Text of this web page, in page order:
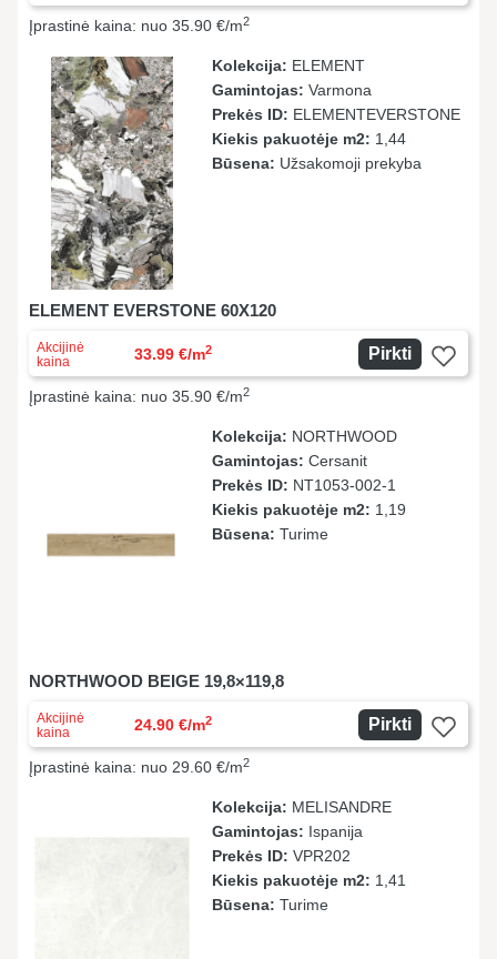
Įprastinė kaina: nuo 35.90 €/m2
Kolekcija: ELEMENT
Gamintojas: Varmona
Prekės ID: ELEMENTEVERSTONE
Kiekis pakuotėje m2: 1,44
Būsena: Užsakomoji prekyba
ELEMENT EVERSTONE 60X120
Akcijinė
kaina
33.99 €/m2 Pirkti
Įprastinė kaina: nuo 35.90 €/m2
Kolekcija: NORTHWOOD
Gamintojas: Cersanit
Prekės ID: NT1053-002-1
Kiekis pakuotėje m2: 1,19
Būsena: Turime
NORTHWOOD BEIGE 19,8×119,8
Akcijinė
kaina
24.90 €/m2 Pirkti
Įprastinė kaina: nuo 29.60 €/m2
Kolekcija: MELISANDRE
Gamintojas: Ispanija
Prekės ID: VPR202
Kiekis pakuotėje m2: 1,41
Būsena: Turime